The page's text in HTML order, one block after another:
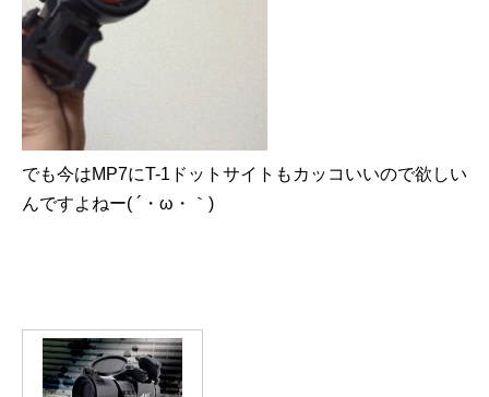
でも今はMP7にT-1ドットサイトもカッコいいので欲しい
んですよねー( ´・ω・｀)